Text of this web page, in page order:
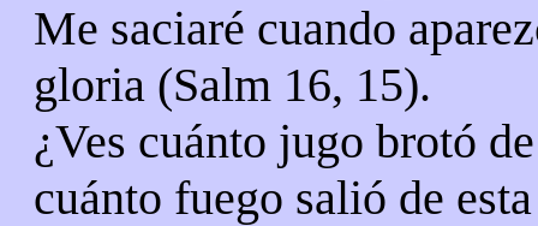
Me saciaré cuando
gloria (Salm 16, 15).
¿Ves cuánto jugo brotó
cuánto fuego salió de esta